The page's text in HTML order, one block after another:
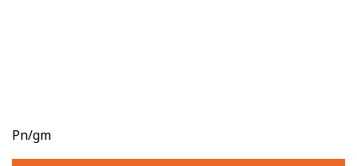
Pn/gm